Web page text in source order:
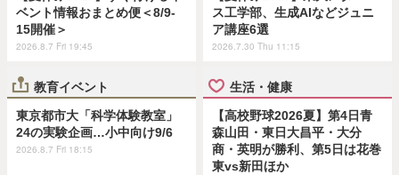
ベント情報おまとめ便＜8/9-
15開催＞
2026.8.7 Fri 19:45
ス工学部、生成AIなどジュニ
ア講座6選
2026.7.30 Thu 11:15
教育イベント
東京都市大「科学体験教室」
24の実験企画…小中向け9/6
2026.8.7 Fri 18:15
生活・健康
【高校野球2026夏】第4日青
森山田・東日大昌平・大分
商・英明が勝利、第5日は花巻
東vs新田ほか